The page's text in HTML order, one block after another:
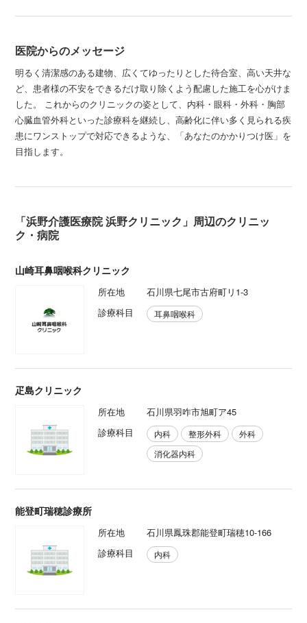
医院からのメッセージ
明るく清潔感のある建物、広くてゆったりとした待合室、高い天井な
ど、患者様の不安をできるだけ取り除くよう配慮した施工を心がけま
した。 これからのクリニックの姿として、内科・眼科・外科・胸部
心臓血管外科といった診療科を継続し、高齢化に伴い多く見られる疾
患にワンストップで対応できるような、「あなたのかかりつけ医」を
目指します。
「浜野介護医療院 浜野クリニック」周辺のクリニッ
ク・病院
山崎耳鼻咽喉科クリニック
所在地
石川県七尾市古府町リ1-3
診療科目
耳鼻咽喉科
疋島クリニック
所在地
石川県羽咋市旭町ア45
診療科目
内科 整形外科
外科
消化器内科
能登町瑞穂診療所
所在地
石川県鳳珠郡能登町瑞穂10-166
診療科目
内科